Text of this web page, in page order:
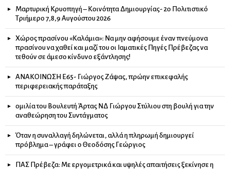
Μαρτυρική Κρυοπηγή – Κοινότητα Δημιουργίας- 2ο Πολιτιστικό
Τριήμερο 7,8,9 Αυγούστου 2026
Χώρος πρασίνου «Καλάμια»: Να μην αφήσουμε έναν πνεύμονα
πρασίνου να χαθεί και μαζί του οι Ιαματικές Πηγές Πρέβεζας να
τεθούν σε άμεσο κίνδυνο εξάντλησης!
ΑΝΑΚΟΙΝΩΣΗ Ε65- Γιώργος Ζάψας, πρώην επικεφαλής
περιφερειακής παράταξης
ομιλία του Βουλευτή Άρτας ΝΔ Γιώργου Στύλιου στη βουλή για την
αναθεώρηση του Συντάγματος
Όταν η συναλλαγή δηλώνεται, αλλά η πληρωμή δημιουργεί
πρόβλημα – γράφει ο Θεοδόσης Γεώργιος
ΠΑΣ Πρέβεζα: Με εργομετρικά και υψηλές απαιτήσεις ξεκίνησε η